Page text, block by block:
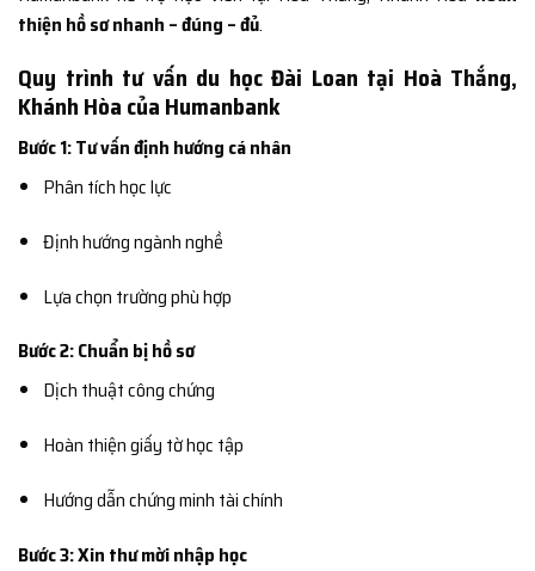
thiện hồ sơ nhanh – đúng – đủ.
Quy trình tư vấn du học Đài Loan tại Hoà Thắng,
Khánh Hòa của Humanbank
Bước 1: Tư vấn định hướng cá nhân
Phân tích học lực
Định hướng ngành nghề
Lựa chọn trường phù hợp
Bước 2: Chuẩn bị hồ sơ
Dịch thuật công chứng
Hoàn thiện giấy tờ học tập
Hướng dẫn chứng minh tài chính
Bước 3: Xin thư mời nhập học